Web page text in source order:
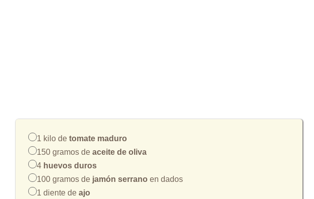
1 kilo de tomate maduro
150 gramos de aceite de oliva
4 huevos duros
100 gramos de jamón serrano en dados
1 diente de ajo